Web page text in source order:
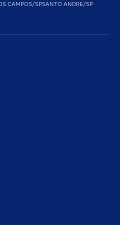
CAMPOS/SPSANTO ANDRE/SP